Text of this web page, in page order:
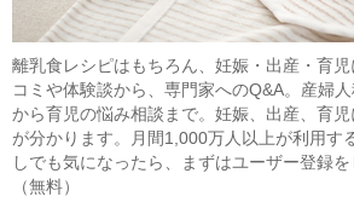
離乳食レシピはもちろん、妊娠・出産・育
コミや体験談から、専門家へのQ&A。産婦
から育児の悩み相談まで。妊娠、出産、育
が分かります。月間1,000万人以上が利用す
しでも気になったら、まずはユーザー登録を
（無料）